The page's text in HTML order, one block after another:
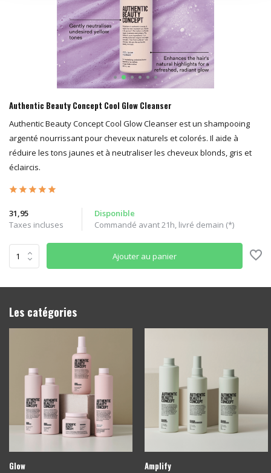
Authentic Beauty Concept Cool Glow Cleanser
Authentic Beauty Concept Cool Glow Cleanser est un shampooing
argenté nourrissant pour cheveux naturels et colorés. Il aide à
réduire les tons jaunes et à neutraliser les cheveux blonds, gris et
éclaircis.
31,95
Taxes incluses
Disponible
Commandé avant 21h, livré demain (*)
Ajouter au panier
Les catégories
Glow Amplify